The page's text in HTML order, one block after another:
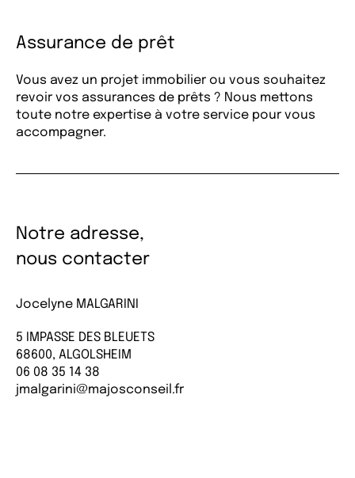
Assurance de prêt
Vous avez un projet immobilier ou vous souhaitez
revoir vos assurances de prêts ? Nous mettons
toute notre expertise à votre service pour vous
accompagner.
Notre adresse,
nous contacter
Jocelyne MALGARINI
5 IMPASSE DES BLEUETS
68600, ALGOLSHEIM
06 08 35 14 38
jmalgarini@majosconseil.fr